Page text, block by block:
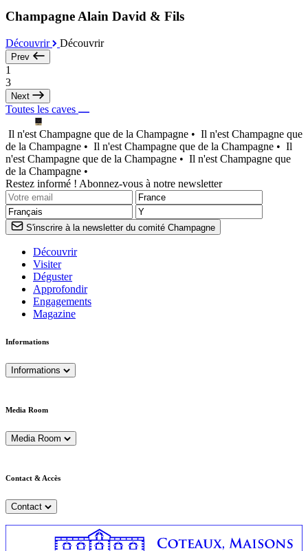
Champagne Alain David & Fils
Découvrir Découvrir
Prev
1
3
Next
Toutes les caves
Il n'est Champagne que de la Champagne • Il n'est Champagne que
de la Champagne • Il n'est Champagne que de la Champagne • Il
n'est Champagne que de la Champagne • Il n'est Champagne que
de la Champagne •
Restez informé ! Abonnez-vous à notre newsletter
S'inscrire à la newsletter du comité Champagne
Découvrir
Visiter
Déguster
Approfondir
Engagements
Magazine
Informations
Informations
Media Room
Media Room
Contact & Accès
Contact